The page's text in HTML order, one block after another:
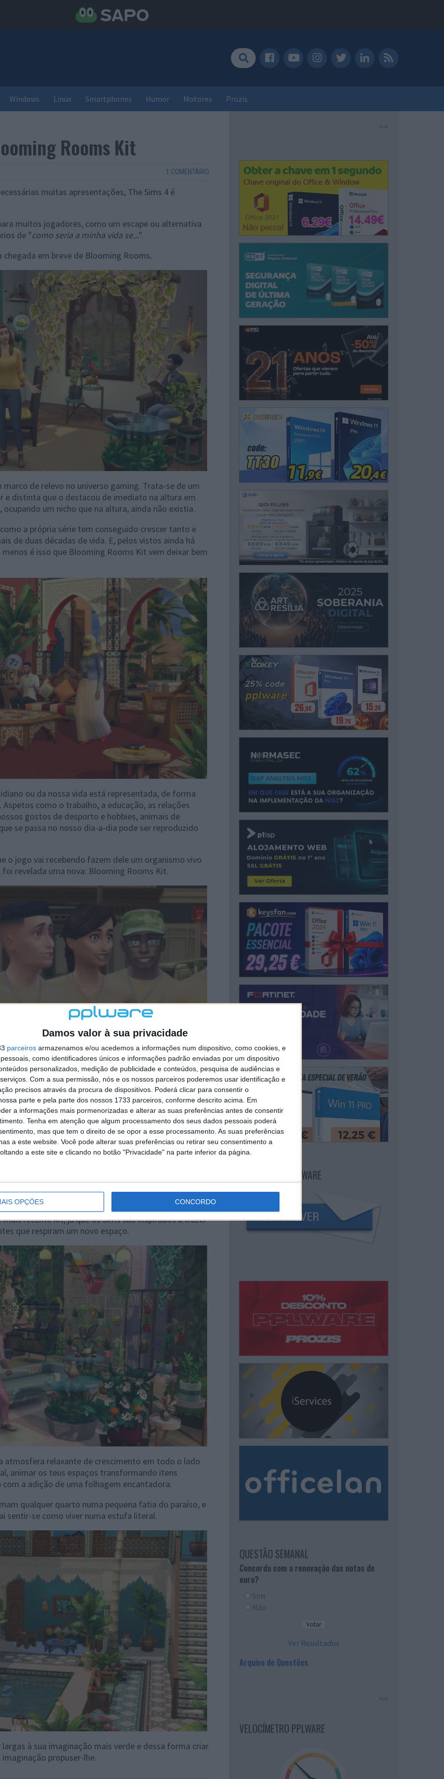
Damos valor à sua privacidade
parceiros armazenamos e/ou acedemos a informações num dispositivo, como cookies, e
como identificadores únicos e informações padrão enviadas por um dispositivo
personalizados, medição de publicidade e conteúdos, pesquisa de audiências e
Com a sua permissão, nós e os nossos parceiros poderemos usar identificação e
precisos através da procura de dispositivos. Poderá clicar para consentir o
parte e pela parte dos nossos 1733 parceiros, conforme descrito acima. Em
a informações mais pormenorizadas e alterar as suas preferências antes de consentir
Tenha em atenção que algum processamento dos seus dados pessoais poderá
mas que tem o direito de se opor a esse processamento. As suas preferências
a este website. Você pode alterar suas preferências ou retirar seu consentimento a
a este site e clicando no botão "Privacidade" na parte inferior da página.
OPÇÕES CONCORDO
Windows Linux Smartphones Humor Motores Prozis
Rooms Kit
1 COMENTÁRIO
muitas apresentações, The Sims 4 é
muitos jogadores, como um escape ou alternativa
de "como seria a minha vida se...".
em breve de Blooming Rooms.
de relevo no universo gaming. Trata-se de um
distinta que o destacou de imediato na altura em
um nicho que na altura, ainda não existia.
a própria série tem conseguido crescer tanto e
de duas décadas de vida. E, pelos vistos ainda há
é isso que Blooming Rooms Kit vem deixar bem
ou da nossa vida está representada, de forma
como o trabalho, a educação, as relações
gostos de desporto e hobbies, animais de
se passa no nosso dia-a-dia pode ser reproduzido
o jogo vai recebendo fazem dele um organismo vivo
revelada uma nova: Blooming Rooms Kit.
kit com curadoria de Simmers (fazendo parte
os seus espaços com vegetação exuberante e criar
será lançado a 9 de novembro para PC e Mac via
X|S e Xbox One.
de gameplay chamadas Scenarios.
recente kit, já que os Sims são inspirados a trazer
que respiram um novo espaço.
atmosfera relaxante de crescimento em todo o lado
animar os teus espaços transformando itens
a adição de uma folhagem encantadora.
qualquer quarto numa pequena fatia do paraíso, e
sentir-se como viver numa estufa literal.
à sua imaginação mais verde e dessa forma criar
propuser-lhe.
PUB
NEWSLETTER PPLWARE
QUESTÃO SEMANAL
Concorda com a renovação das notas de
euro?
Sim
Não
Ver Resultados
Arquivo de Questões
PUB
VELOCÍMETRO PPLWARE